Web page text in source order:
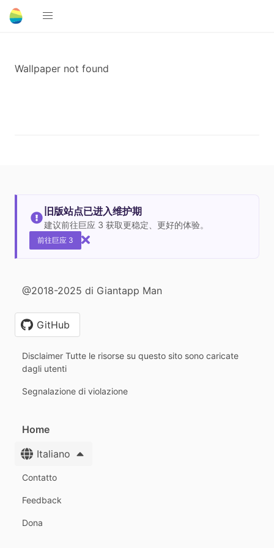
Wallpaper not found
旧版站点已进入维护期
建议前往巨应 3 获取更稳定、更好的体验。
前往巨应 3
@2018-2025 di Giantapp Man
GitHub
Disclaimer Tutte le risorse su questo sito sono caricate
dagli utenti
Segnalazione di violazione
Home
Italiano
Contatto
Feedback
Dona